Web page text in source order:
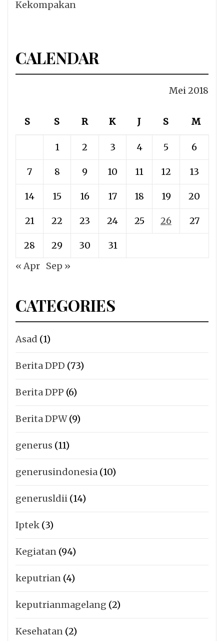
Kekompakan
CALENDAR
Mei 2018
S S R K J S M
1 2 3 4 5 6
7 8 9 10 11 12 13
14 15 16 17 18 19 20
21 22 23 24 25 26 27
28 29 30
31
« Apr Sep »
CATEGORIES
Asad (1)
Berita DPD (73)
Berita DPP (6)
Berita DPW(9)
generus (11)
generusindonesia (10)
generusldii (14)
Iptek (3)
Kegiatan (94)
keputrian (4)
keputrianmagelang (2)
Kesehatan (2)